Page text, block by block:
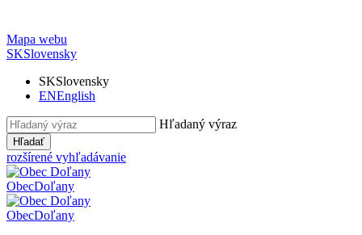
Mapa webu
SKSlovensky
SKSlovensky
ENEnglish
Hľadaný výraz
Hľadať
rozšírené vyhľadávanie
ObecDoľany
ObecDoľany